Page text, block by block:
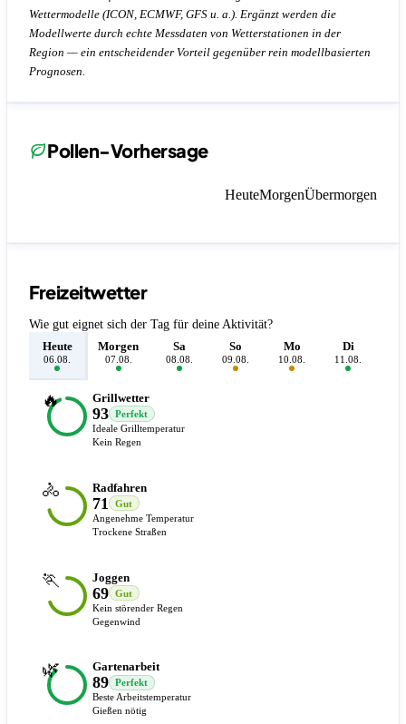
Wettermodelle (ICON, ECMWF, GFS u. a.). Ergänzt werden die
Modellwerte durch echte Messdaten von Wetterstationen in der
Region — ein entscheidender Vorteil gegenüber rein modellbasierten
Prognosen.
Pollen-Vorhersage
HeuteMorgenÜbermorgen
Freizeitwetter
Wie gut eignet sich der Tag für deine Aktivität?
Heute
06.08.
Morgen
07.08.
Sa
08.08.
So
09.08.
Mo
10.08.
Di
11.08.
🔥 Grillwetter
93
Perfekt
Ideale Grilltemperatur
Kein Regen
🚴 Radfahren
71
Gut
Angenehme Temperatur
Trockene Straßen
🏃 Joggen
69
Gut
Kein störender Regen
Gegenwind
🌿 Gartenarbeit
89
Perfekt
Beste Arbeitstemperatur
Gießen nötig